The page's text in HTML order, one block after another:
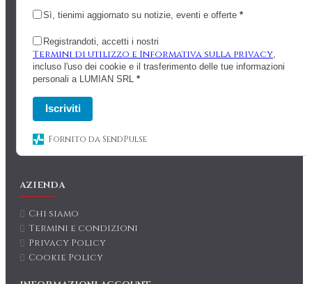
Sì, tienimi aggiornato su notizie, eventi e offerte *
Registrandoti, accetti i nostri
Termini di utilizzo e Informativa sulla privacy,
incluso l'uso dei cookie e il trasferimento delle tue informazioni
personali a LUMIAN SRL *
Iscriviti
Fornito da SendPulse
AZIENDA
Chi siamo
Termini e condizioni
Privacy Policy
Cookie Policy